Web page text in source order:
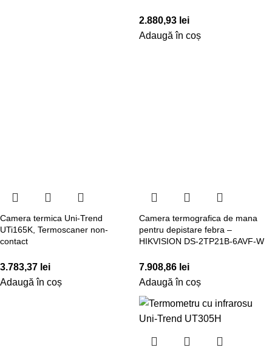
2.880,93 lei
Adaugă în coș
Camera termica Uni-Trend
UTi165K, Termoscaner non-
contact
3.783,37 lei
Adaugă în coș
Camera termografica de mana
pentru depistare febra –
HIKVISION DS-2TP21B-6AVF-W
7.908,86 lei
Adaugă în coș